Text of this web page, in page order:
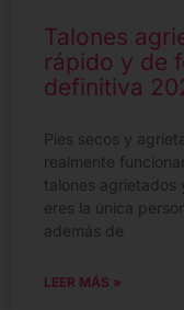
Talones
rápido y de
definitiva
Pies secos y
realmente
talones agrietados
eres la única
además de
LEER MÁS »